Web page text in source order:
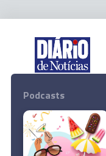
Podcasts